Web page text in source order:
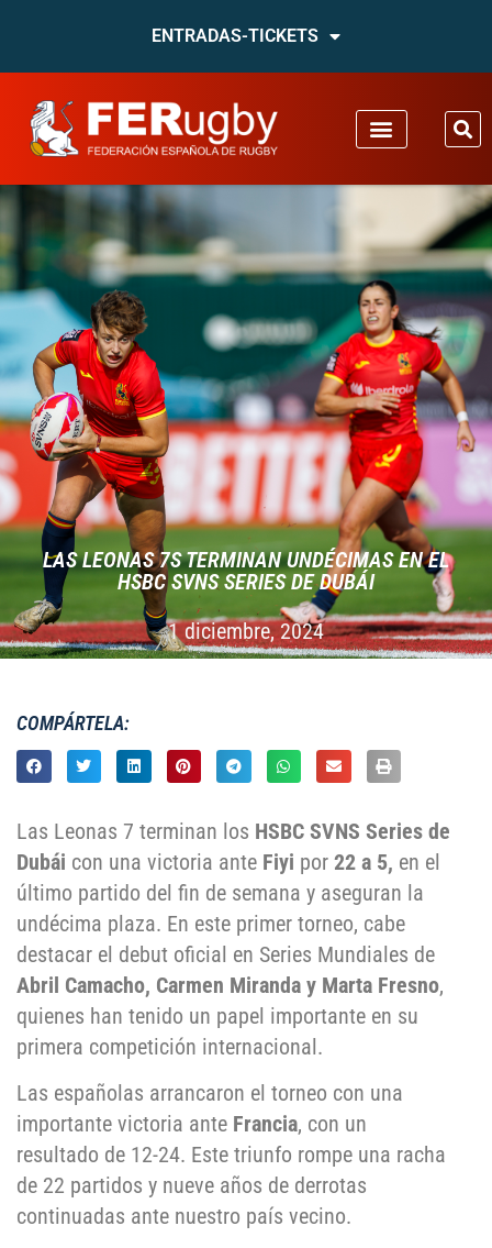
ENTRADAS-TICKETS
LAS LEONAS 7S TERMINAN UNDÉCIMAS EN EL
HSBC SVNS SERIES DE DUBÁI
1 diciembre, 2024
COMPÁRTELA:
Las Leonas 7 terminan los HSBC SVNS Series de
Dubái con una victoria ante Fiyi por 22 a 5, en el
último partido del fin de semana y aseguran la
undécima plaza. En este primer torneo, cabe
destacar el debut oficial en Series Mundiales de
Abril Camacho, Carmen Miranda y Marta Fresno,
quienes han tenido un papel importante en su
primera competición internacional.
Las españolas arrancaron el torneo con una
importante victoria ante Francia, con un
resultado de 12-24. Este triunfo rompe una racha
de 22 partidos y nueve años de derrotas
continuadas ante nuestro país vecino.